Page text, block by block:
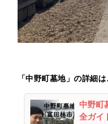
「中野町墓地」の詳細
中野町
全ガイ